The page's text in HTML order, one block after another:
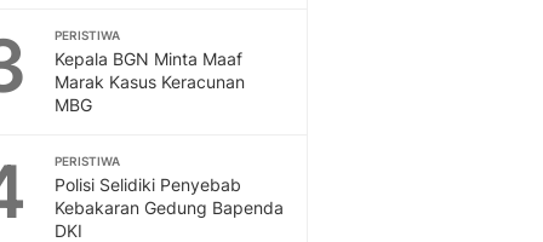
PERISTIWA
Kepala BGN Minta Maaf
Marak Kasus Keracunan
MBG
PERISTIWA
Polisi Selidiki Penyebab
Kebakaran Gedung Bapenda
DKI